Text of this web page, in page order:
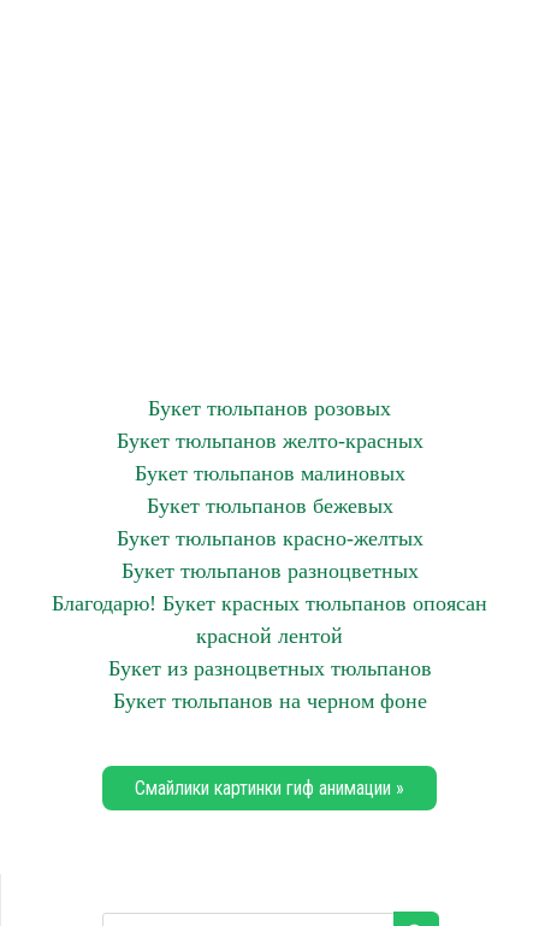
Букет тюльпанов розовых
Букет тюльпанов желто-красных
Букет тюльпанов малиновых
Букет тюльпанов бежевых
Букет тюльпанов красно-желтых
Букет тюльпанов разноцветных
Благодарю! Букет красных тюльпанов опоясан
красной лентой
Букет из разноцветных тюльпанов
Букет тюльпанов на черном фоне
Смайлики картинки гиф анимации »